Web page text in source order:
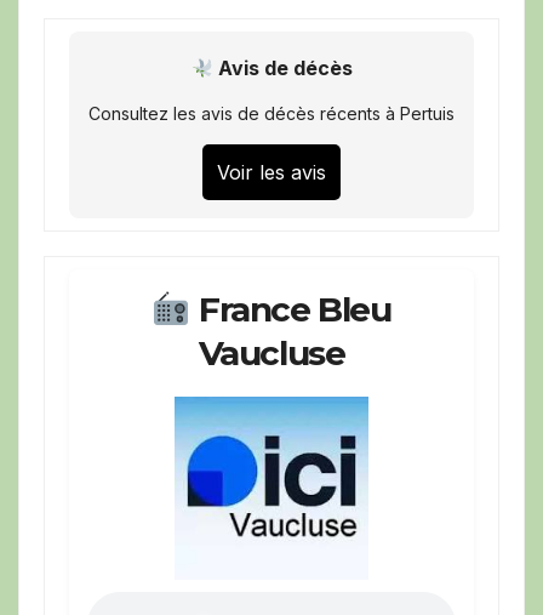
Avis de décès
Consultez les avis de décès récents à Pertuis
Voir les avis
France Bleu
Vaucluse